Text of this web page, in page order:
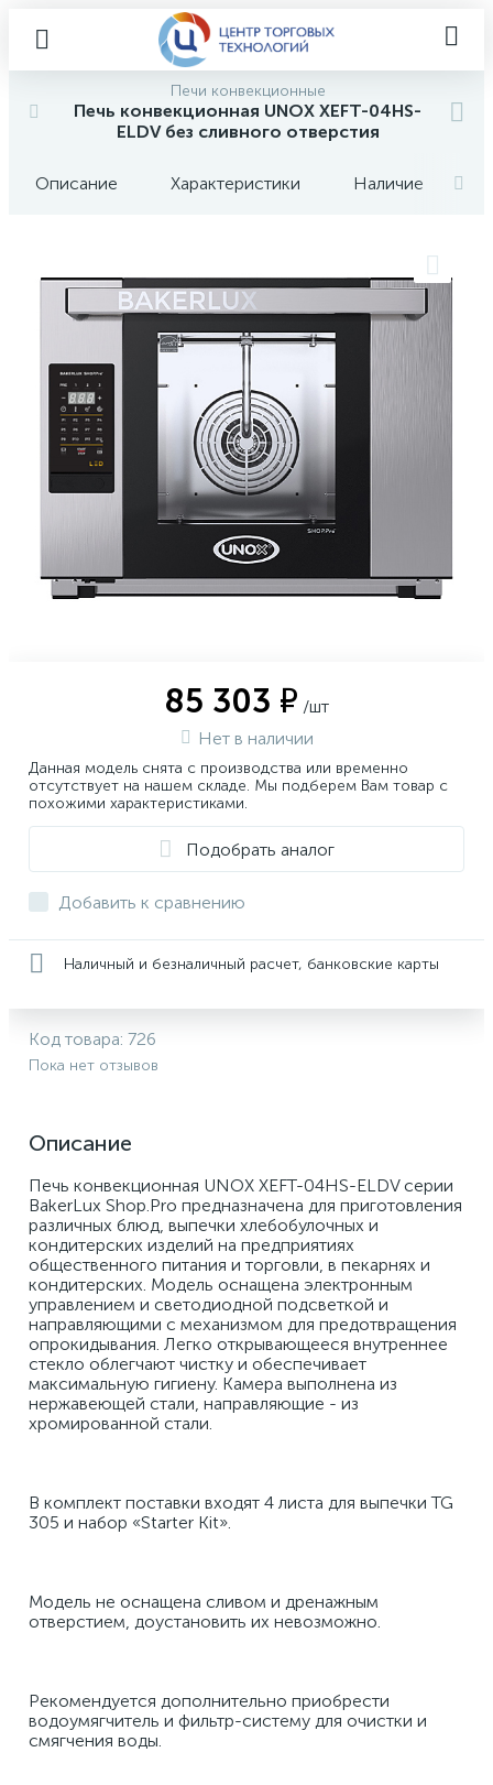
Печи конвекционные
Печь конвекционная UNOX XEFT-04HS-
ELDV без сливного отверстия
Описание Характеристики Наличие
85 303 ₽ /шт
Нет в наличии
Данная модель снята с производства или временно
отсутствует на нашем складе. Мы подберем Вам товар с
похожими характеристиками.
Подобрать аналог
Добавить к сравнению
Наличный и безналичный расчет, банковские карты
Код товара: 726
Пока нет отзывов
Описание
Печь конвекционная UNOX XEFT-04HS-ELDV серии
BakerLux Shop.Pro предназначена для приготовления
различных блюд, выпечки хлебобулочных и
кондитерских изделий на предприятиях
общественного питания и торговли, в пекарнях и
кондитерских. Модель оснащена электронным
управлением и светодиодной подсветкой и
направляющими с механизмом для предотвращения
опрокидывания. Легко открывающееся внутреннее
стекло облегчают чистку и обеспечивает
максимальную гигиену. Камера выполнена из
нержавеющей стали, направляющие - из
хромированной стали.
В комплект поставки входят 4 листа для выпечки TG
305 и набор «Starter Kit».
Модель не оснащена сливом и дренажным
отверстием, доустановить их невозможно.
Рекомендуется дополнительно приобрести
водоумягчитель и фильтр-систему для очистки и
смягчения воды.